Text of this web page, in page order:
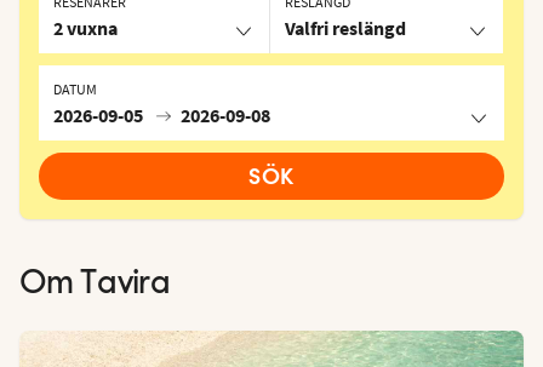
Valfri reslängd
DATUM
2026-09-05 2026-09-08
2 vuxna
SÖK
Om Tavira